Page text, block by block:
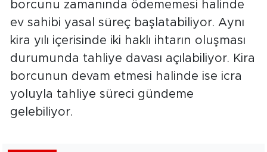
borcunu zamanında ödememesi halinde
ev sahibi yasal süreç başlatabiliyor. Aynı
kira yılı içerisinde iki haklı ihtarın oluşması
durumunda tahliye davası açılabiliyor. Kira
borcunun devam etmesi halinde ise icra
yoluyla tahliye süreci gündeme
gelebiliyor.